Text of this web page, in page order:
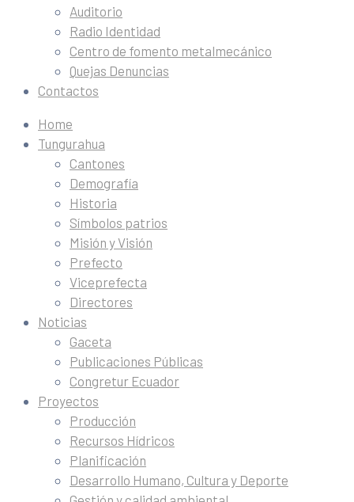
Auditorio
Radio Identidad
Centro de fomento metalmecánico
Quejas Denuncias
Contactos
Home
Tungurahua
Cantones
Demografía
Historia
Símbolos patrios
Misión y Visión
Prefecto
Viceprefecta
Directores
Noticias
Gaceta
Publicaciones Públicas
Congretur Ecuador
Proyectos
Producción
Recursos Hídricos
Planificación
Desarrollo Humano, Cultura y Deporte